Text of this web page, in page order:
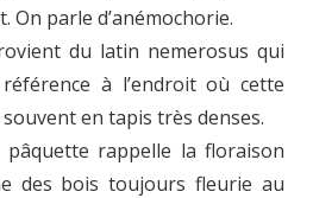
On parle d’anémochorie.
du latin nemerosus qui
à l’endroit où cette
en tapis très denses.
rappelle la floraison
des bois toujours fleurie au